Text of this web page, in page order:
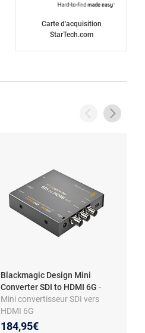
Carte d'acquisition
StarTech.com
Blackmagic Design Mini
Converter SDI to HDMI 6G-
Mini convertisseur SDI vers
HDMI 6G
184,95€